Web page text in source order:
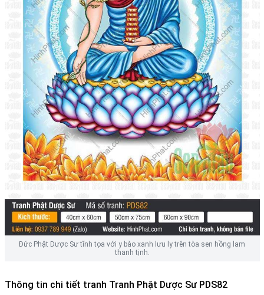
Đức Phật Dược Sư tĩnh tọa với y bào xanh lưu ly trên tòa sen hồng lam
thanh tịnh.
Thông tin chi tiết tranh Tranh Phật Dược Sư PDS82